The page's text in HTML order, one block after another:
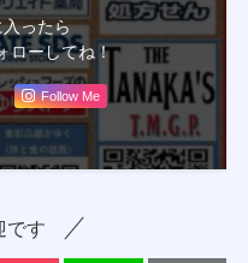
ったら
ローしてね！
Follow Me
です